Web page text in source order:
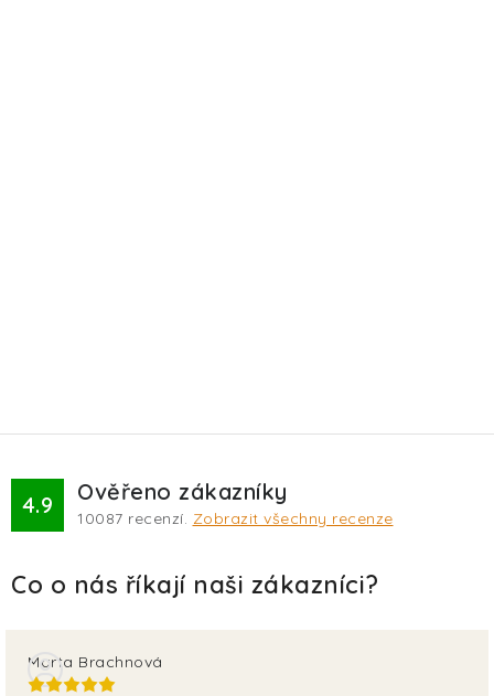
4.9 Ověřeno zákazníky
10087 recenzí. Zobrazit všechny recenze
Marta Brachnová